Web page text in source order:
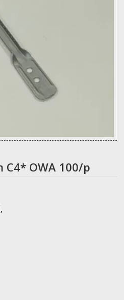
OWA 100/p
,